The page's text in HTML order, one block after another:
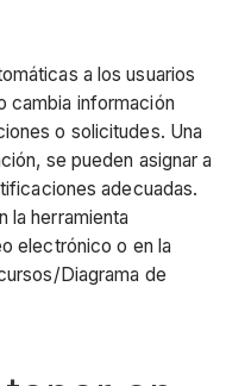
a los usuarios
cambia información
o solicitudes. Una
se pueden asignar a
adecuadas.
la herramienta
electrónico o en la
Diagrama de